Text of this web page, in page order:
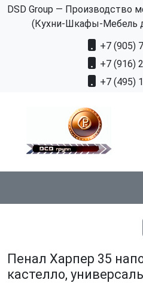
DSD Group — Производство
(Кухни-Шкафы-Мебель
+7 (905)
+7 (916)
+7 (495)
Пенал Харпер 35
кастелло,